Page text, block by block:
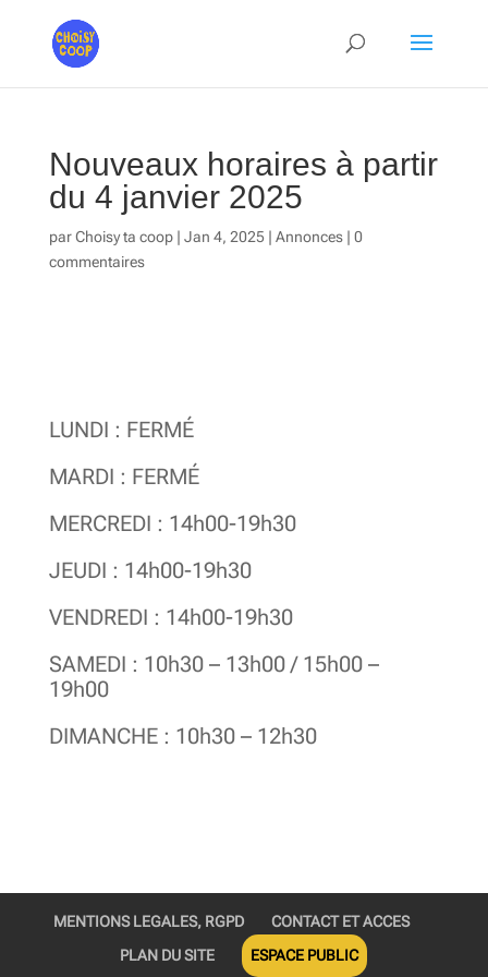
Nouveaux horaires à partir
du 4 janvier 2025
parChoisy ta coop| Jan 4, 2025| Annonces| 0
commentaires
LUNDI : FERMÉ
MARDI : FERMÉ
MERCREDI : 14h00-19h30
JEUDI : 14h00-19h30
VENDREDI : 14h00-19h30
SAMEDI : 10h30 – 13h00 / 15h00 –
19h00
DIMANCHE : 10h30 – 12h30
MENTIONS LEGALES, RGPD
CONTACT ET ACCES
PLAN DU SITE
ESPACE PUBLIC